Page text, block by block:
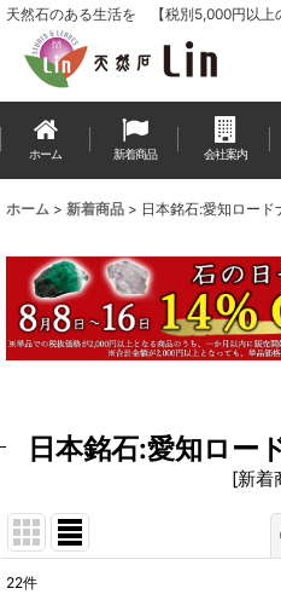
天然石のある生活を 【税別5,000円以上
ホーム 新着商品 会社案内
ホーム > 新着商品 > 日本銘石:愛知ロード
日本銘石:愛知ロー
[新着
22件